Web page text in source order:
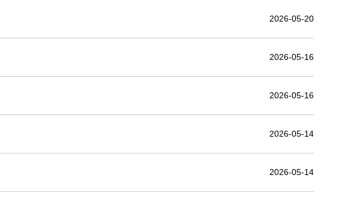
2026-05-20
2026-05-16
2026-05-16
2026-05-14
2026-05-14